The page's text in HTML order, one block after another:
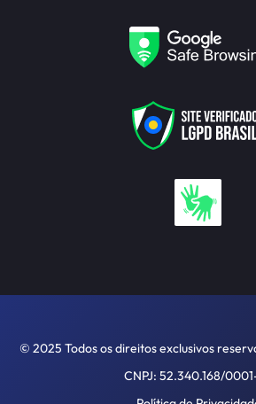
© 2025 Todos os direitos exclusivos
CNPJ: 52.340.168/